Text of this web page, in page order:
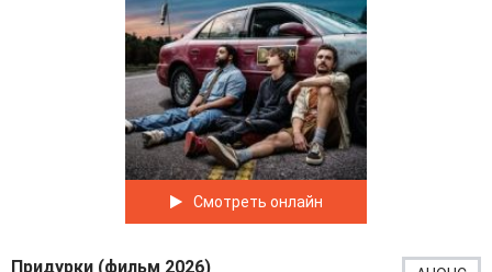
Смотреть онлайн
Придурки (фильм 2026)